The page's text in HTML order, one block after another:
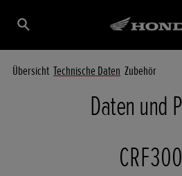
Übersicht Technische Daten Zubehör
Daten und